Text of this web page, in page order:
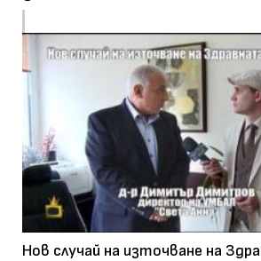
Нов случай на източване на